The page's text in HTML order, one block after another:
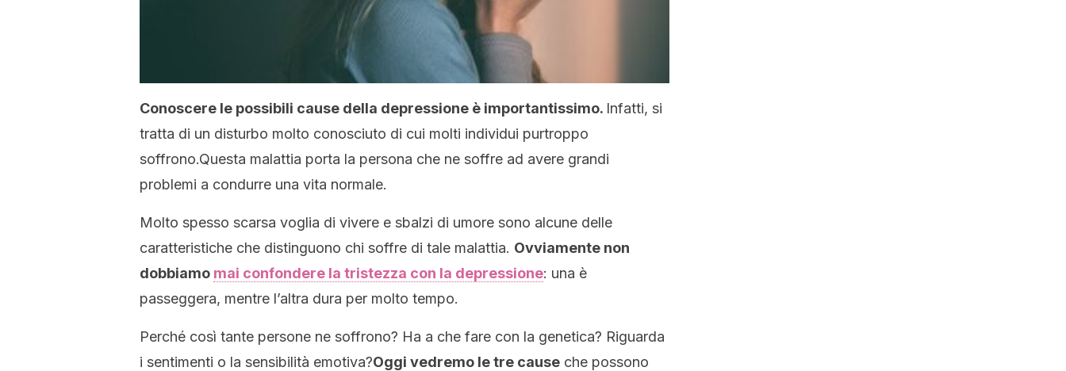
Conoscere le possibili cause della depressione è importantissimo. Infatti, si
tratta di un disturbo molto conosciuto di cui molti individui purtroppo
soffrono.Questa malattia porta la persona che ne soffre ad avere grandi
problemi a condurre una vita normale.
Molto spesso scarsa voglia di vivere e sbalzi di umore sono alcune delle
caratteristiche che distinguono chi soffre di tale malattia. Ovviamente non
dobbiamo mai confondere la tristezza con la depressione: una è
passeggera, mentre l’altra dura per molto tempo.
Perché così tante persone ne soffrono? Ha a che fare con la genetica? Riguarda
i sentimenti o la sensibilità emotiva?Oggi vedremo le tre cause che possono